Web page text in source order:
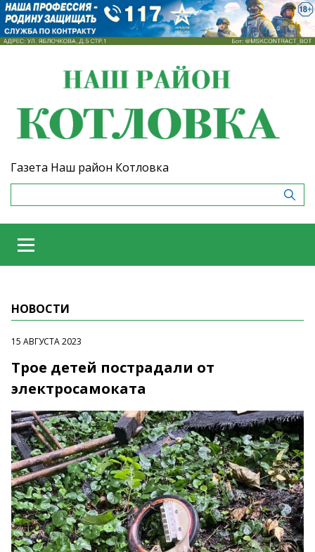
Газета Наш район Котловка
НОВОСТИ
15 АВГУСТА 2023
Трое детей пострадали от
электросамоката